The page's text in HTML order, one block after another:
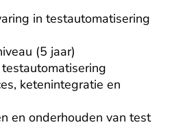
in testautomatisering
(5 jaar)
ketenintegratie en
en onderhouden van test